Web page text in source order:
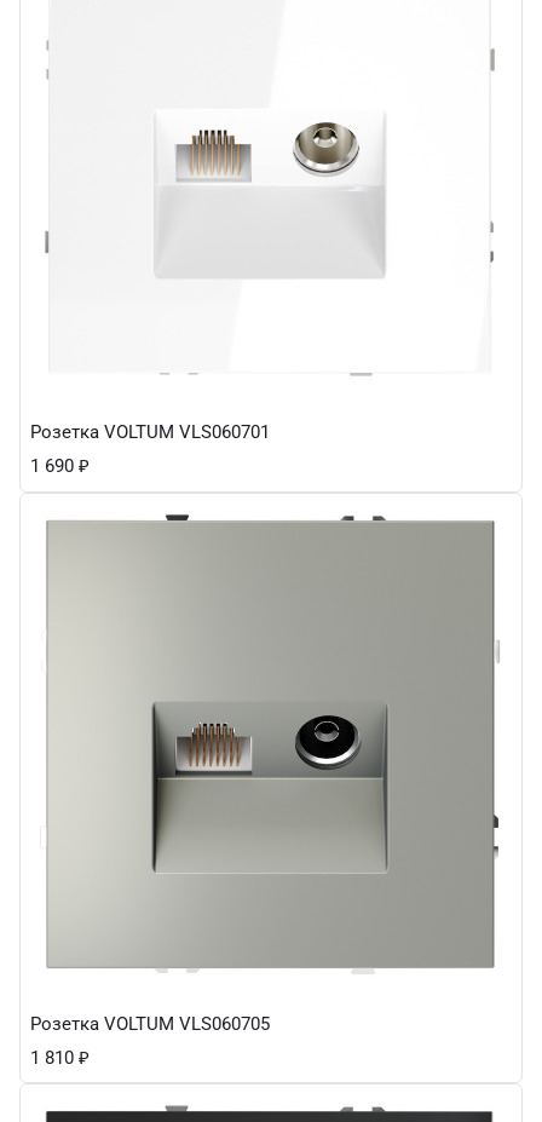
Розетка VOLTUM VLS060701
1 690 ₽
Розетка VOLTUM VLS060705
1 810 ₽